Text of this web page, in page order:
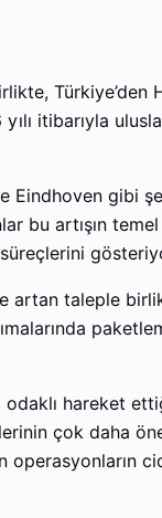
itibarıyla
gibi
bu artışın temel
artan taleple
odaklı hareket
çok daha
operasyonların